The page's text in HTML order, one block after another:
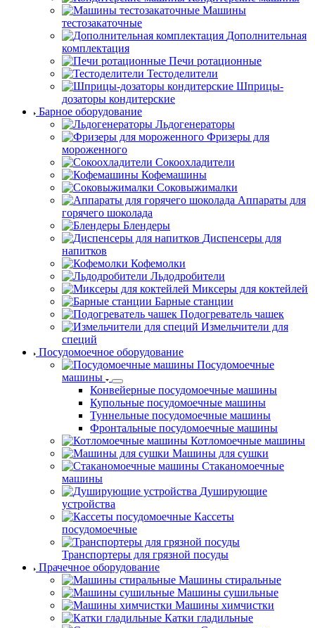
Машины
тестозакаточные
Дополнительная
комплектация
Печи ротационные
Тестоделители
Шприцы-
дозаторы кондитерские
Барное оборудование
Льдогенераторы
Фризеры для
мороженного
Сокоохладители
Кофемашины
Соковыжималки
Аппараты для
горячего шоколада
Блендеры
Диспенсеры для
напитков
Кофемолки
Льдодробители
Миксеры для коктейлей
Барные станции
Подогреватель чашек
Измельчители для
специй
Посудомоечное оборудование
Посудомоечные
машины
Конвейерные посудомоечные машины
Купольные посудомоечные машины
Туннельные посудомоечные машины
Фронтальные посудомоечные машины
Котломоечные машины
Машины для сушки
Стаканомоечные
машины
Душирующие
устройства
Кассеты
посудомоечные
Транспортеры для грязной посуды
Прачечное оборудование
Машины стиральные
Машины сушильные
Машины химчистки
Катки гладильные